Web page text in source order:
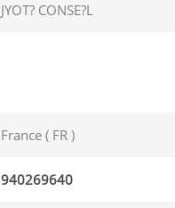
JYOT? CONSE?L
France ( FR )
940269640